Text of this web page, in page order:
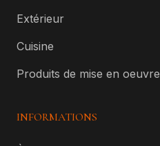
Extérieur
Cuisine
Produits de mise en oeuvre
INFORMATIONS